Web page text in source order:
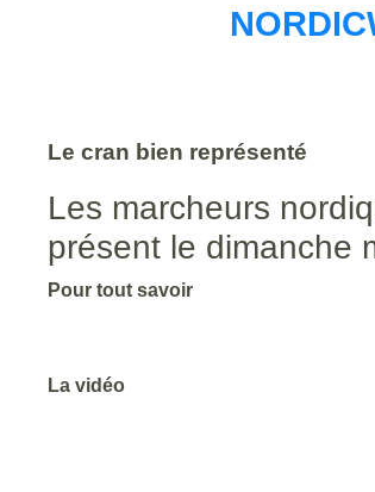
Le cran bien représenté
Les marcheurs
présent le dimanche
Pour tout savoir
La vidéo